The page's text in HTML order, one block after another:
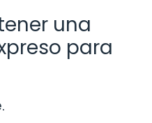
una
para